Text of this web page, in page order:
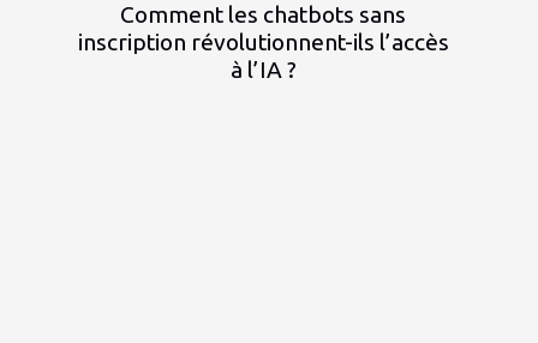
Comment les chatbots sans
inscription révolutionnent-ils l’accès
à l’IA ?